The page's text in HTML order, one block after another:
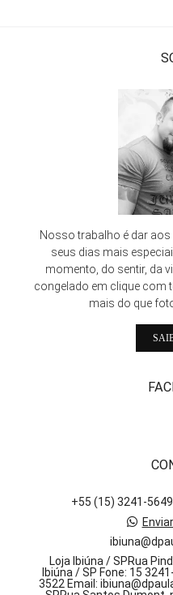
Nosso trabalho é dar
seus dias mais
momento, do sentir, da
congelado em clique com
mais do que
+55 (15) 3241-
Loja Ibiúna / SPRua
Ibiúna / SP Fone: 15
3522 Email: